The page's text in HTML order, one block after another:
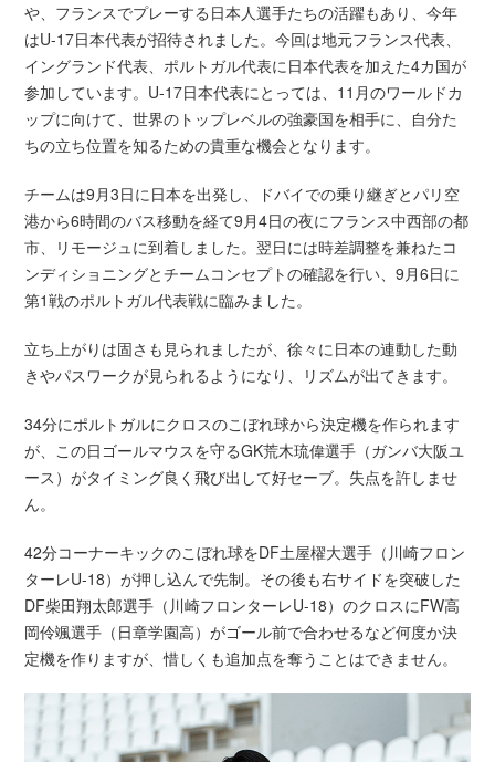
や、フランスでプレーする日本人選手たちの活躍もあり、今年
はU-17日本代表が招待されました。今回は地元フランス代表、
イングランド代表、ポルトガル代表に日本代表を加えた4カ国が
参加しています。U-17日本代表にとっては、11月のワールドカ
ップに向けて、世界のトップレベルの強豪国を相手に、自分た
ちの立ち位置を知るための貴重な機会となります。
チームは9月3日に日本を出発し、ドバイでの乗り継ぎとパリ空
港から6時間のバス移動を経て9月4日の夜にフランス中西部の都
市、リモージュに到着しました。翌日には時差調整を兼ねたコ
ンディショニングとチームコンセプトの確認を行い、9月6日に
第1戦のポルトガル代表戦に臨みました。
立ち上がりは固さも見られましたが、徐々に日本の連動した動
きやパスワークが見られるようになり、リズムが出てきます。
34分にポルトガルにクロスのこぼれ球から決定機を作られます
が、この日ゴールマウスを守るGK荒木琉偉選手（ガンバ大阪ユ
ース）がタイミング良く飛び出して好セーブ。失点を許しませ
ん。
42分コーナーキックのこぼれ球をDF土屋櫂大選手（川崎フロン
ターレU-18）が押し込んで先制。その後も右サイドを突破した
DF柴田翔太郎選手（川崎フロンターレU-18）のクロスにFW高
岡伶颯選手（日章学園高）がゴール前で合わせるなど何度か決
定機を作りますが、惜しくも追加点を奪うことはできません。